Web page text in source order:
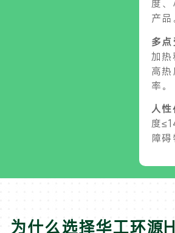
度
产品
多点
加热
高热
率。
人性
度
障碍
为什么选择华工环源